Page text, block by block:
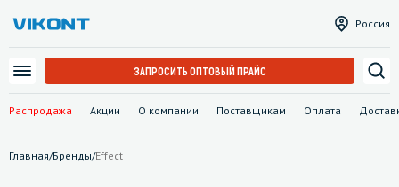
Распродажа Акции О компании Поставщикам Оплата
Россия
ЗАПРОСИТЬ ОПТОВЫЙ ПРАЙС
Главная/Бренды/Effect